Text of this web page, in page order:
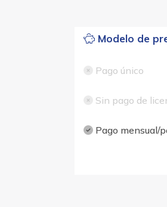
Modelo de
Pago único
Sin pago de
Pago mensual/